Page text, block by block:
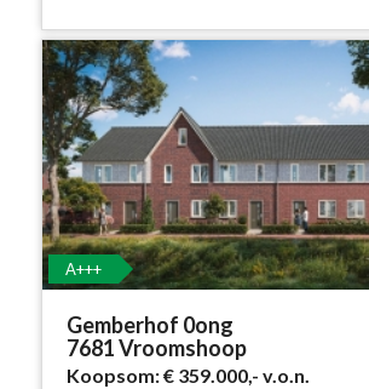
A+++
Gemberhof 0ong
7681 Vroomshoop
Koopsom:€ 359.000,- v.o.n.